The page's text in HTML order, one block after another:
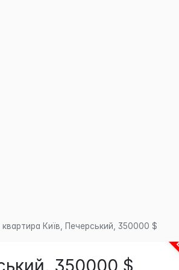
Київ, Печерський, 350000 $
350000 $